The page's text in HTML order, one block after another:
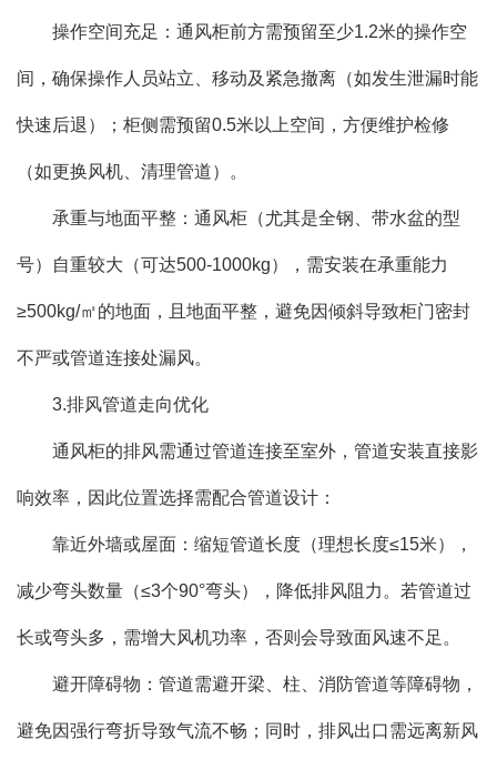
操作空间充足：通风柜前方需预留至少1.2米的操作空
间，确保操作人员站立、移动及紧急撤离（如发生泄漏时能
快速后退）；柜侧需预留0.5米以上空间，方便维护检修
（如更换风机、清理管道）。
承重与地面平整：通风柜（尤其是全钢、带水盆的型
号）自重较大（可达500-1000kg），需安装在承重能力
≥500kg/㎡的地面，且地面平整，避免因倾斜导致柜门密封
不严或管道连接处漏风。
3.排风管道走向优化
通风柜的排风需通过管道连接至室外，管道安装直接影
响效率，因此位置选择需配合管道设计：
靠近外墙或屋面：缩短管道长度（理想长度≤15米），
减少弯头数量（≤3个90°弯头），降低排风阻力。若管道过
长或弯头多，需增大风机功率，否则会导致面风速不足。
避开障碍物：管道需避开梁、柱、消防管道等障碍物，
避免因强行弯折导致气流不畅；同时，排风出口需远离新风